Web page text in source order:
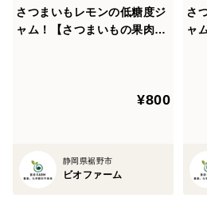
さつまいもレモンの低糖度ジ
ャム！【さつまいもの果肉入
¥800
静岡県裾野市
ビオファーム
さ
ャ